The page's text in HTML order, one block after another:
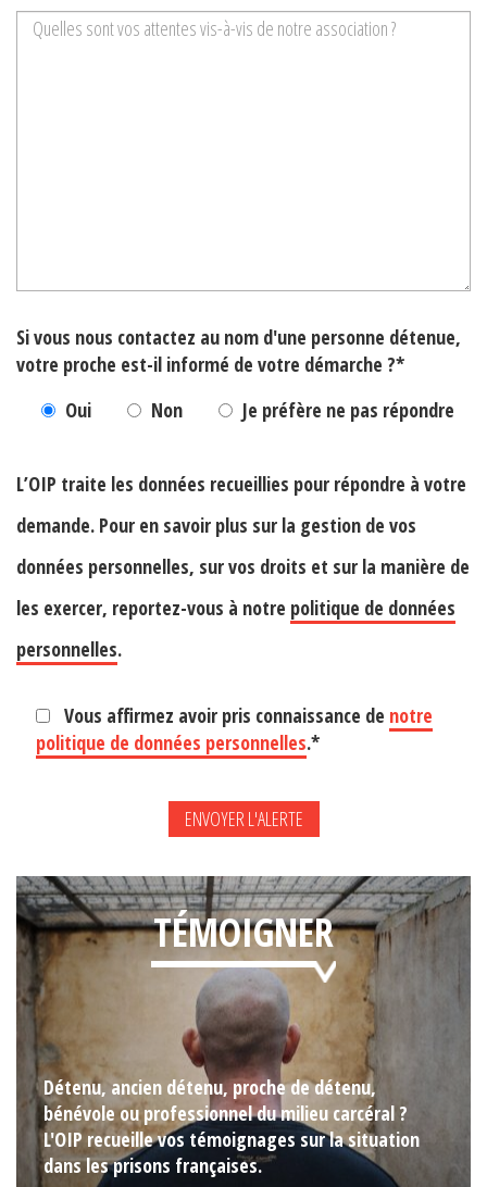
Si vous nous contactez au nom d'une personne détenue,
votre proche est-il informé de votre démarche ?*
Oui
Non Je préfère ne pas répondre
L’OIP traite les données recueillies pour répondre à votre
demande. Pour en savoir plus sur la gestion de vos
données personnelles, sur vos droits et sur la manière de
les exercer, reportez-vous à notre politique de données
personnelles.
Vous affirmez avoir pris connaissance de notre
politique de données personnelles.*
TÉMOIGNER
Détenu, ancien détenu, proche de détenu,
bénévole ou professionnel du milieu carcéral ?
L'OIP recueille vos témoignages sur la situation
dans les prisons françaises.